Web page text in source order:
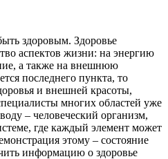
здоровым. Здоровье
аспектов жизни: на энергию
а также на внешнюю
последнего пункта, то
и внешней красоты,
многих областей уже
– человеческий организм,
где каждый элемент может
этому – состояние
информацию о здоровье